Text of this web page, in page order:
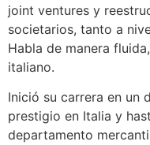
joint ventures y
societarios, tanto a
Habla de manera
italiano.
Inició su carrera en un
prestigio en Italia y
departamento